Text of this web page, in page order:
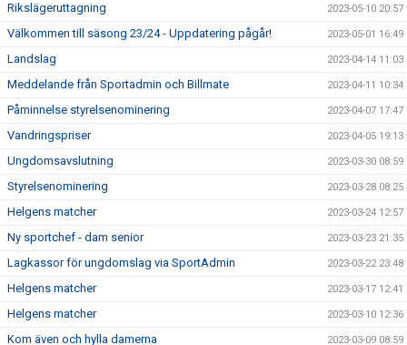
Rikslägeruttagning 2023-05-10 20:57
Välkommen till säsong 23/24 - Uppdatering pågår! 2023-05-01 16:49
Landslag 2023-04-14 11:03
Meddelande från Sportadmin och Billmate 2023-04-11 10:34
Påminnelse styrelsenominering 2023-04-07 17:47
Vandringspriser 2023-04-05 19:13
Ungdomsavslutning 2023-03-30 08:59
Styrelsenominering 2023-03-28 08:25
Helgens matcher 2023-03-24 12:57
Ny sportchef - dam senior 2023-03-23 21:35
Lagkassor för ungdomslag via SportAdmin 2023-03-22 23:48
Helgens matcher 2023-03-17 12:41
Helgens matcher 2023-03-10 12:36
Kom även och hylla damerna 2023-03-09 08:59